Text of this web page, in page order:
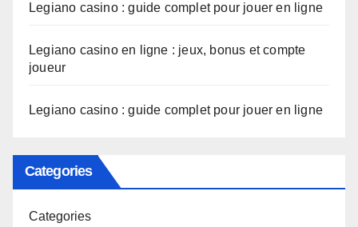
Legiano casino : guide complet pour jouer en ligne
Legiano casino en ligne : jeux, bonus et compte
joueur
Legiano casino : guide complet pour jouer en ligne
Categories
Categories